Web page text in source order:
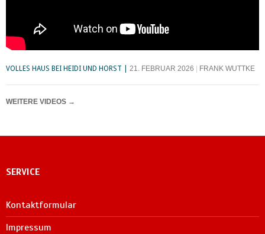
VOLLES HAUS BEI HEIDI UND HORST 21. FEBRUAR 2026 FRANK WUTTKE
WEITERE VIDEOS →
SERVICE
Kontaktformular
Impressum